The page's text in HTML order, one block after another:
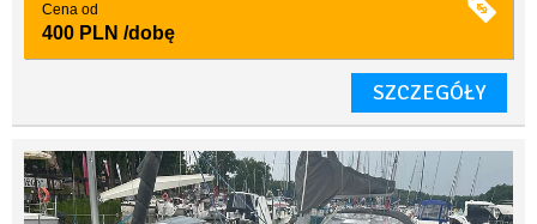
Cena od
400 PLN /dobę
SZCZEGÓŁY